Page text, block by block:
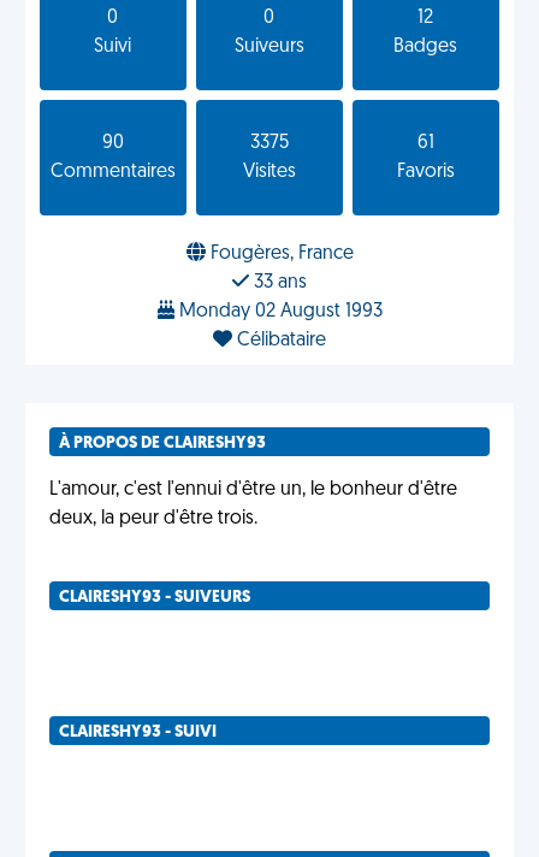
0
Suivi
0
Suiveurs
12
Badges
90
Commentaires
3375
Visites
61
Favoris
Fougères, France
33 ans
Monday 02 August 1993
Célibataire
À PROPOS DE CLAIRESHY93
L'amour, c'est l'ennui d'être un, le bonheur d'être
deux, la peur d'être trois.
CLAIRESHY93 - SUIVEURS
CLAIRESHY93 - SUIVI